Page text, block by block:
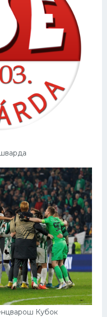
Кубок